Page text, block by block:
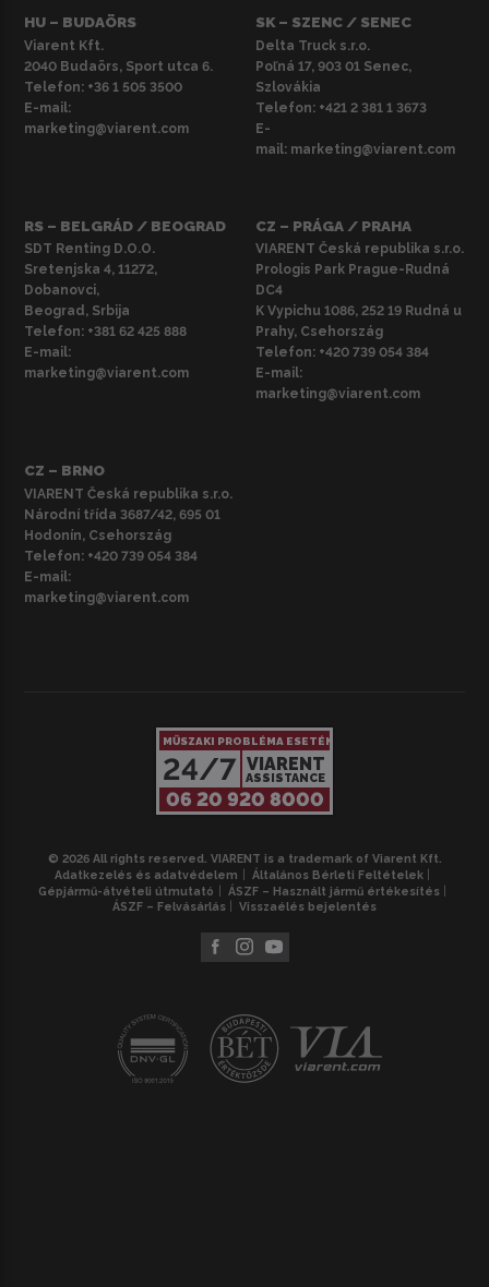
HU – BUDAÖRS
Viarent Kft.
2040 Budaörs, Sport utca 6.
Telefon: +36 1 505 3500
E-mail:
marketing@viarent.com
SK – SZENC / SENEC
Delta Truck s.r.o.
Poľná 17, 903 01 Senec,
Szlovákia
Telefon: +421 2 381 1 3673
E-
mail: marketing@viarent.com
RS – BELGRÁD / BEOGRAD
SDT Renting D.O.O.
Sretenjska 4, 11272,
Dobanovci,
Beograd, Srbija
Telefon: +381 62 425 888
E-mail:
marketing@viarent.com
CZ – PRÁGA / PRAHA
VIARENT Česká republika s.r.o.
Prologis Park Prague-Rudná
DC4
K Vypichu 1086, 252 19 Rudná u
Prahy, Csehország
Telefon: +420 739 054 384
E-mail:
marketing@viarent.com
CZ – BRNO
VIARENT Česká republika s.r.o.
Národní třída 3687/42, 695 01
Hodonín, Csehország
Telefon: +420 739 054 384
E-mail:
marketing@viarent.com
MŰSZAKI PROBLÉMA ESETÉN
24/7 VIARENT
ASSISTANCE
06 20 920 8000
© 2026 All rights reserved. VIARENT is a trademark of Viarent Kft.
Adatkezelés és adatvédelem
Általános Bérleti Feltételek
Gépjármű-átvételi útmutató
ÁSZF – Használt jármű értékesítés
ÁSZF – Felvásárlás
Visszaélés bejelentés